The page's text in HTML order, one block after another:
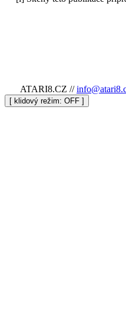
ATARI8.CZ //
[ klidový režim: ]